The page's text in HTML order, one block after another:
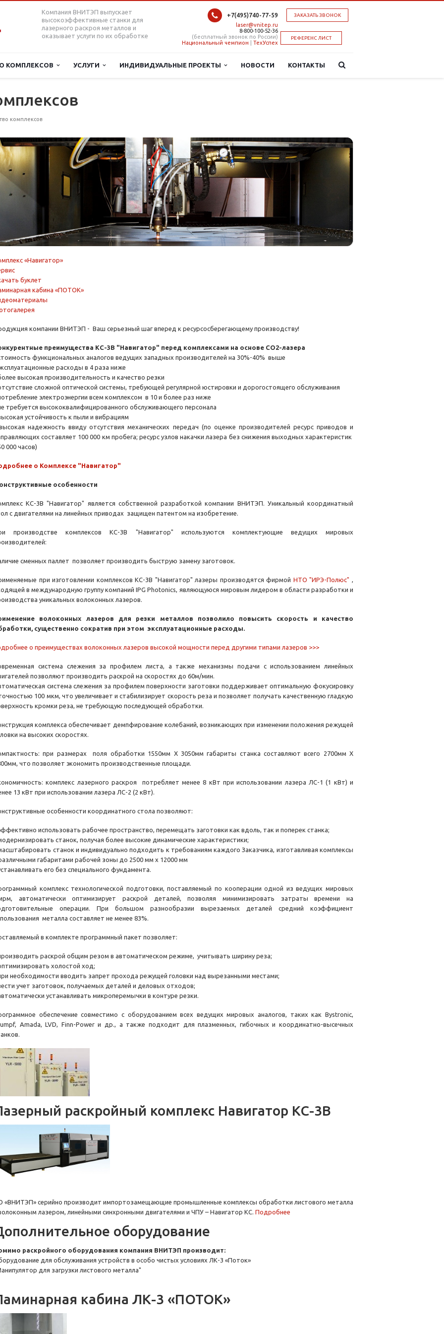
Компания ВНИТЭП выпускает
высокоэффективные станки для
лазерного раскроя металлов и
оказывает услуги по их обработке
ЗАКАЗАТЬ ЗВОНОК
+7(495)740-77-59
laser@vnitep.ru
8-800-100-52-36
(бесплатный звонок по России)
Национальный чемпион
ТехУспех
РЕФЕРЕНС ЛИСТ
КОМПЛЕКСОВ УСЛУГИ ИНДИВИДУАЛЬНЫЕ ПРОЕКТЫ НОВОСТИ КОНТАКТЫ
комплексов
«Навигатор»
буклет
кабина «ПОТОК»
компании ВНИТЭП - Ваш серьезный шаг вперед к ресурсосберегающему производству!
преимущества КС-3В "Навигатор" перед комплексами на основе СО2-лазера
функциональных аналогов ведущих западных производителей на 30%-40% выше
расходы в 4 раза ниже
высокая производительность и качество резки
сложной оптической системы, требующей регулярной юстировки и дорогостоящего обслуживания
электроэнергии всем комплексом в 10 и более раз ниже
требуется высококвалифицированного обслуживающего персонала
устойчивость к пыли и вибрациям
надежность ввиду отсутствия механических передач (по оценке производителей ресурс приводов и
составляет 100 000 км пробега; ресурс узлов накачки лазера без снижения выходных характеристик
000 часов)
о Комплексе "Навигатор"
особенности
КС-3В "Навигатор" является собственной разработкой компании ВНИТЭП. Уникальный координатный
с двигателями на линейных приводах защищен патентом на изобретение.
производстве комплексов КС-3В "Навигатор" используются комплектующие ведущих мировых
сменных паллет позволяет производить быструю замену заготовок.
при изготовлении комплексов КС-3В "Навигатор" лазеры производятся фирмой НТО "ИРЭ-Полюс" ,
в международную группу компаний IPG Photonics, являющуюся мировым лидером в области разработки и
уникальных волоконных лазеров.
волоконных лазеров для резки металлов позволило повысить скорость и качество
существенно сократив при этом эксплуатационные расходы.
о преимуществах волоконных лазеров высокой мощности перед другими типами лазеров >>>
система слежения за профилем листа, а также механизмы подачи с использованием линейных
позволяют производить раскрой на скоростях до 60м/мин.
система слежения за профилем поверхности заготовки поддерживает оптимальную фокусировку
100 мкм, что увеличивает и стабилизирует скорость реза и позволяет получать качественную гладкую
кромки реза, не требующую последующей обработки.
комплекса обеспечивает демпфирование колебаний, возникающих при изменении положения режущей
на высоких скоростях.
при размерах поля обработки 1550мм Х 3050мм габариты станка составляют всего 2700мм Х
что позволяет экономить производственные площади.
комплекс лазерного раскроя потребляет менее 8 кВт при использовании лазера ЛС-1 (1 кВт) и
13 кВт при использовании лазера ЛС-2 (2 кВт).
особенности координатного стола позволяют:
использовать рабочее пространство, перемещать заготовки как вдоль, так и поперек станка;
станок, получая более высокие динамические характеристики;
станок и индивидуально подходить к требованиям каждого Заказчика, изготавливая комплексы
габаритами рабочей зоны до 2500 мм x 12000 мм
его без специального фундамента.
комплекс технологической подготовки, поставляемый по кооперации одной из ведущих мировых
автоматически оптимизирует раскрой деталей, позволяя минимизировать затраты времени на
операции. При большом разнообразии вырезаемых деталей средний коэффициент
металла составляет не менее 83%.
в комплекте программный пакет позволяет:
раскрой общим резом в автоматическом режиме, учитывать ширину реза;
холостой ход;
необходимости вводить запрет прохода режущей головки над вырезанными местами;
учет заготовок, получаемых деталей и деловых отходов;
устанавливать микроперемычки в контуре резки.
обеспечение совместимо с оборудованием всех ведущих мировых аналогов, таких как Bystronic,
Amada, LVD, Finn-Power и др., а также подходит для плазменных, гибочных и координатно-высечных
раскройный комплекс Навигатор КС-3В
«ВНИТЭП» серийно производит импортозамещающие промышленные комплексы обработки листового металла
лазером, линейными синхронными двигателями и ЧПУ – Навигатор КС. Подробнее
оборудование
раскройного оборудования компания ВНИТЭП производит:
для обслуживания устройств в особо чистых условиях ЛК-3 «Поток»
для загрузки листового металла"
кабина ЛК-3 «ПОТОК»